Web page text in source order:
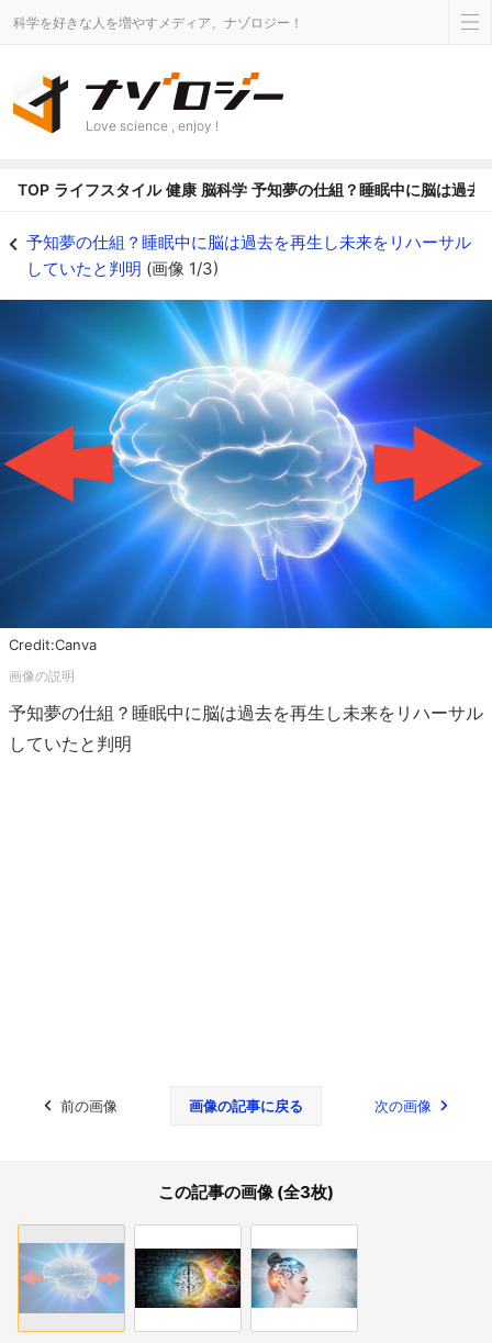
科学を好きな人を増やすメディア、ナゾロジー！
Love science , enjoy !
TOP ライフスタイル 健康 脳科学 予知夢の仕組？睡眠中に脳は過去
予知夢の仕組？睡眠中に脳は過去を再生し未来をリハーサル
していたと判明 (画像 1/3)
Credit:Canva
予知夢の仕組？睡眠中に脳は過去を再生し未来をリハーサル
していたと判明
前の画像 画像の記事に戻る 次の画像
この記事の画像 (全3枚)